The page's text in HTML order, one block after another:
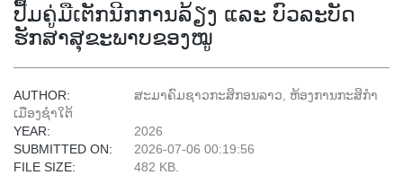
ປື້ມຄູ່ມືເຕັກນີກການລ້ຽງ ແລະ ບົວລະບັດ
ຮັກສາສຸຂະພາບຂອງໝູ
AUTHOR:
ສະມາຄົມຊາວກະສິກອນລາວ, ຫ້ອງການກະສິກຳ
ເມືອງຊຳໃຕ້
YEAR:
2026
SUBMITTED ON:
2026-07-06 00:19:56
FILE SIZE:
482 KB.